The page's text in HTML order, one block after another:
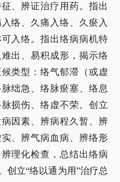
、辨证治疗用药。指出
络、久痛入络、久瘀入
入络。指出络病病机特
出、易积成形，揭示络
类型：络气郁滞（或虚
绌急、络脉瘀塞、络息
损伤、络虚不荣。创立
因素、辨病程久暂、辨
、辨气病血病、辨络形
理化检查，总结出络病
创立“络以通为用”治疗总